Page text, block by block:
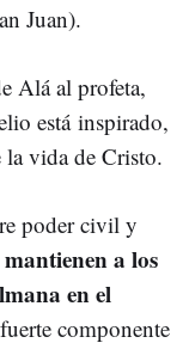
Juan).
Alá al profeta,
está inspirado,
la vida de Cristo.
poder civil y
mantienen a los
en el
componente